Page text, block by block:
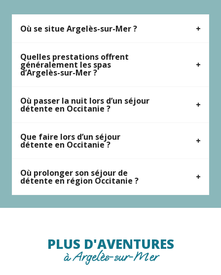
Où se situe Argelès-sur-Mer ?
Quelles prestations offrent
généralement les spas
d’Argelès-sur-Mer ?
Où passer la nuit lors d’un séjour
détente en Occitanie ?
Que faire lors d’un séjour
détente en Occitanie ?
Où prolonger son séjour de
détente en région Occitanie ?
PLUS D'AVENTURES
à Argelès-sur-Mer